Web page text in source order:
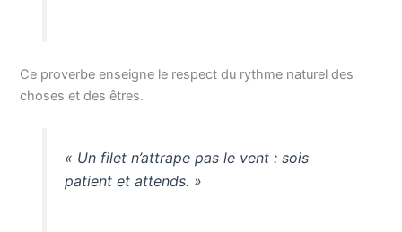
Ce proverbe enseigne le respect du rythme naturel des
choses et des êtres.
« Un filet n’attrape pas le vent : sois
patient et attends. »